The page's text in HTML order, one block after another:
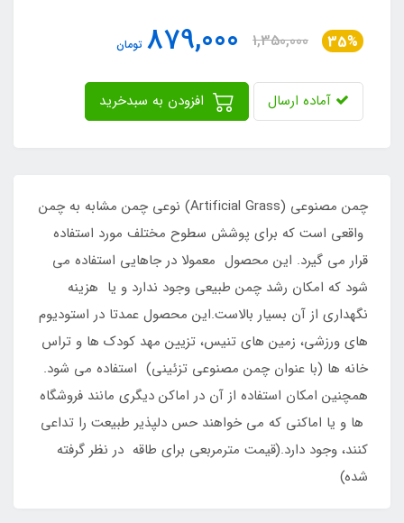
35%
1,350,000
879,000 تومان
آماده ارسال
​​​​​چمن مصنوعی (Artificial Grass) نوعی چمن مشابه به چمن
واقعی است که برای پوشش سطوح مختلف مورد استفاده
قرار می گیرد. این محصول معمولا در جاهایی استفاده می
شود که امکان رشد چمن طبیعی وجود ندارد و یا هزینه
نگهداری از آن بسیار بالاست.این محصول عمدتا در استودیوم
های ورزشی، زمین های تنیس، تزیین مهد کودک ها و تراس
خانه ها (با عنوان چمن مصنوعی تزئینی) استفاده می شود.
همچنین امکان استفاده از آن در اماکن دیگری مانند فروشگاه
ها و یا اماکنی که می خواهند حس دلپذیر طبیعت را تداعی
کنند، وجود دارد.(قیمت مترمربعی برای طاقه در نظر گرفته
شده)​